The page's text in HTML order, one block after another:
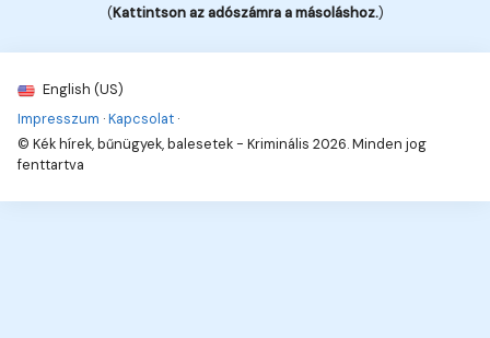
(Kattintson az adószámra a másoláshoz.)
English (US)
Impresszum ·Kapcsolat ·
© Kék hírek, bűnügyek, balesetek - Kriminális 2026. Minden jog
fenttartva